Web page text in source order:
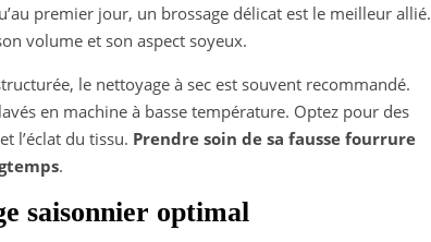
premier jour, un brossage délicat est le meilleur allié.
volume et son aspect soyeux.
le nettoyage à sec est souvent recommandé.
en machine à basse température. Optez pour des
l’éclat du tissu. Prendre soin de sa fausse fourrure
.
saisonnier optimal